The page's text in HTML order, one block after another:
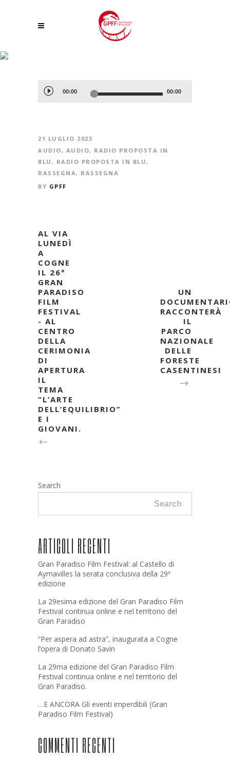
Audio
Player
00:00 00:00
21 LUGLIO 2023
AUDIO, AUDIO, RADIO PROPOSTA IN
BLU , RADIO PROPOSTA IN BLU,
RASSEGNA, RASSEGNA
BY GPFF
AL VIA
LUNEDÌ
A
COGNE
IL 26°
GRAN
PARADISO
FILM
FESTIVAL
- AL
CENTRO
DELLA
CERIMONIA
DI
APERTURA
IL
TEMA
“L’ARTE
DELL’EQUILIBRIO”
E I
GIOVANI.
UN
RACCONTERÀ
IL
PARCO
NAZIONALE
DELLE
FORESTE
CASENTINESI
Search
Search
ARTICOLI RECENTI
Gran Paradiso Film Festival: al Castello di
Aymavilles la serata conclusiva della 29ª
edizione
La 29esima edizione del Gran Paradiso Film
Festival continua online e nel territorio del
Gran Paradiso
“Per aspera ad astra”, inaugurata a Cogne
l’opera di Donato Savin
La 29ma edizione del Gran Paradiso Film
Festival continua online e nel territorio del
Gran Paradiso.
…E ANCORA Gli eventi imperdibili (Gran
Paradiso Film Festival)
COMMENTI RECENTI